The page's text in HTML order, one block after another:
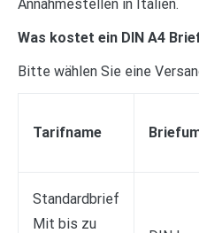
Annahmestellen in Italien.
Was kostet ein DIN A4
Bitte wählen Sie eine
Tarifname
Standardbrief
Mit bis zu